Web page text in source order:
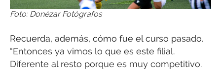
Foto: Donézar Fotógrafos
Recuerda, además, cómo fue el curso pasado.
“Entonces ya vimos lo que es este filial.
Diferente al resto porque es muy competitivo.